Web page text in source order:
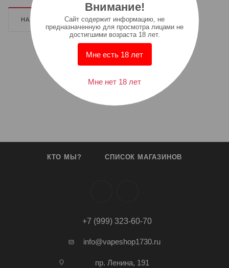
НАЛИЧИЕ ДОПОЛНИТЕЛЬНО
КТО МЫ? СПИСОК МАГАЗИНОВ
+7 (999) 323-60-70
info@vapeshop1730.ru
пр. Ленина, 191
Внимание!
Cайт содержит информацию, не
предназначенную для просмотра лицами не
достигшими возраста 18 лет.
Мне есть 18 лет
Мне нет 18 лет